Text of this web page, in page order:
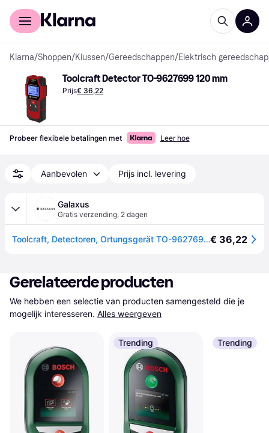
Voor shoppers
Klarna/Shoppen/Klussen/Gereedschappen/Elektrisch gereedschap
Toolcraft Detector TO-9627699 120 mm
Prijs€ 36,22
Probeer flexibele betalingen met Leer hoe
Aanbevolen Prijs incl. levering
Galaxus
Gratis verzending, 2 dagen
Toolcraft, Detectoren, Ortungsgerät TO-9627699 (Lijnzoeker)€ 36,22
Gerelateerde producten
We hebben een selectie van producten samengesteld die je
mogelijk interesseren. Alles weergeven
Trending Trending